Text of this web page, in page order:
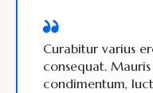
Curabitur varius
consequat.
condimentum,